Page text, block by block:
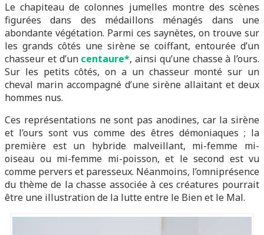
Le chapiteau de colonnes jumelles montre des scènes
figurées dans des médaillons ménagés dans une
abondante végétation. Parmi ces saynètes, on trouve sur
les grands côtés une sirène se coiffant, entourée d’un
chasseur et d’un centaure*, ainsi qu’une chasse à l’ours.
Sur les petits côtés, on a un chasseur monté sur un
cheval marin accompagné d’une sirène allaitant et deux
hommes nus.
Ces représentations ne sont pas anodines, car la sirène
et l’ours sont vus comme des êtres démoniaques ; la
première est un hybride malveillant, mi-femme mi-
oiseau ou mi-femme mi-poisson, et le second est vu
comme pervers et paresseux. Néanmoins, l’omniprésence
du thème de la chasse associée à ces créatures pourrait
être une illustration de la lutte entre le Bien et le Mal.